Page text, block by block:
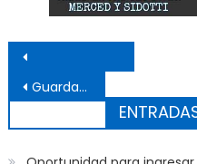
Navegación
Guardavidas tuvieron su competencia en Punta Lara